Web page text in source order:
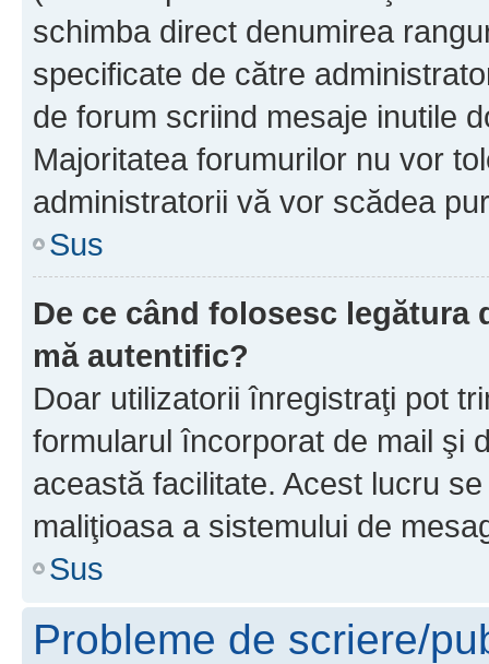
schimba direct denumirea
specificate de către
de forum scriind mesaje inutile
Majoritatea forumurilor nu vor
administratorii vă vor scădea
Sus
De ce când folosesc
mă autentific?
Doar utilizatorii înregistraţi pot
formularul încorporat de mail şi
această facilitate. Acest lucru
maliţioasa a sistemului de
Sus
Probleme de scriere/